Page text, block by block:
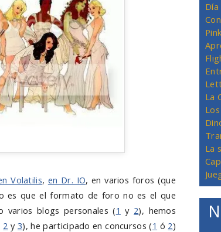
Volatilis, en Dr. IO, en varios foros (que
es que el formato de foro no es el que
varios blogs personales (1 y 2), hemos
2 y 3), he participado en concursos (1 ó 2)
La
La